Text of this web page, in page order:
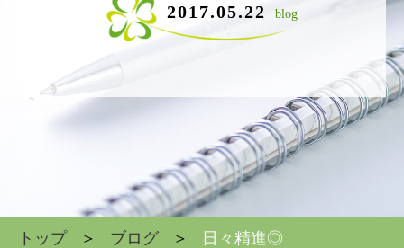
2017.05.22 blog
トップ ブログ 日々精進◎